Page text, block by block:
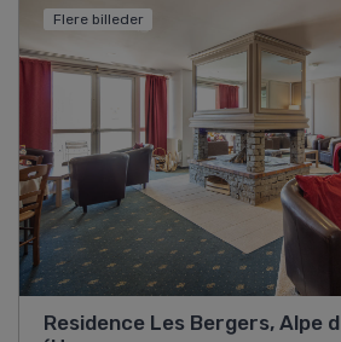
Flere billeder
Residence Les Bergers, Alpe d